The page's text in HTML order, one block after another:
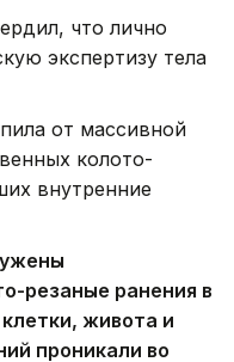
что лично
экспертизу тела
от массивной
колото-
внутренние
резаные ранения в
живота и
проникали во